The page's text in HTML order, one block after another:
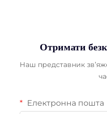
Отримати
Наш представник
Електронна пошта